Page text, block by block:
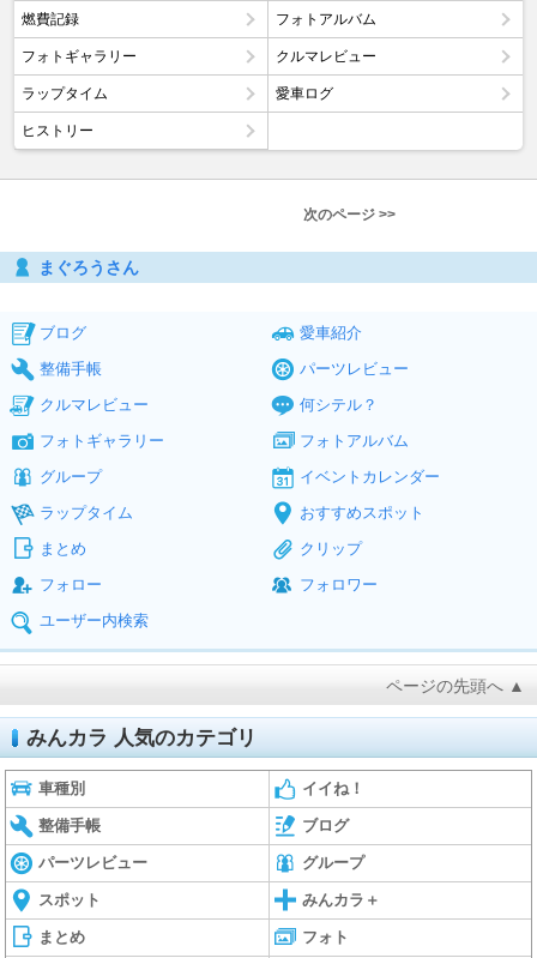
燃費記録 フォトアルバム
フォトギャラリー クルマレビュー
ラップタイム 愛車ログ
ヒストリー
次のページ >>
まぐろうさん
ブログ
愛車紹介
整備手帳
パーツレビュー
クルマレビュー
何シテル？
フォトギャラリー
フォトアルバム
グループ
イベントカレンダー
ラップタイム
おすすめスポット
まとめ
クリップ
フォロー
フォロワー
ユーザー内検索
ページの先頭へ ▲
みんカラ 人気のカテゴリ
車種別 イイね！
整備手帳 ブログ
パーツレビュー グループ
スポット みんカラ＋
まとめ フォト